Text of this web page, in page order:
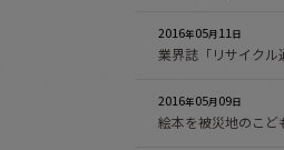
2016年05月11 日
業界誌「リサイクル
2016年05月09日
絵本を被災地のこど